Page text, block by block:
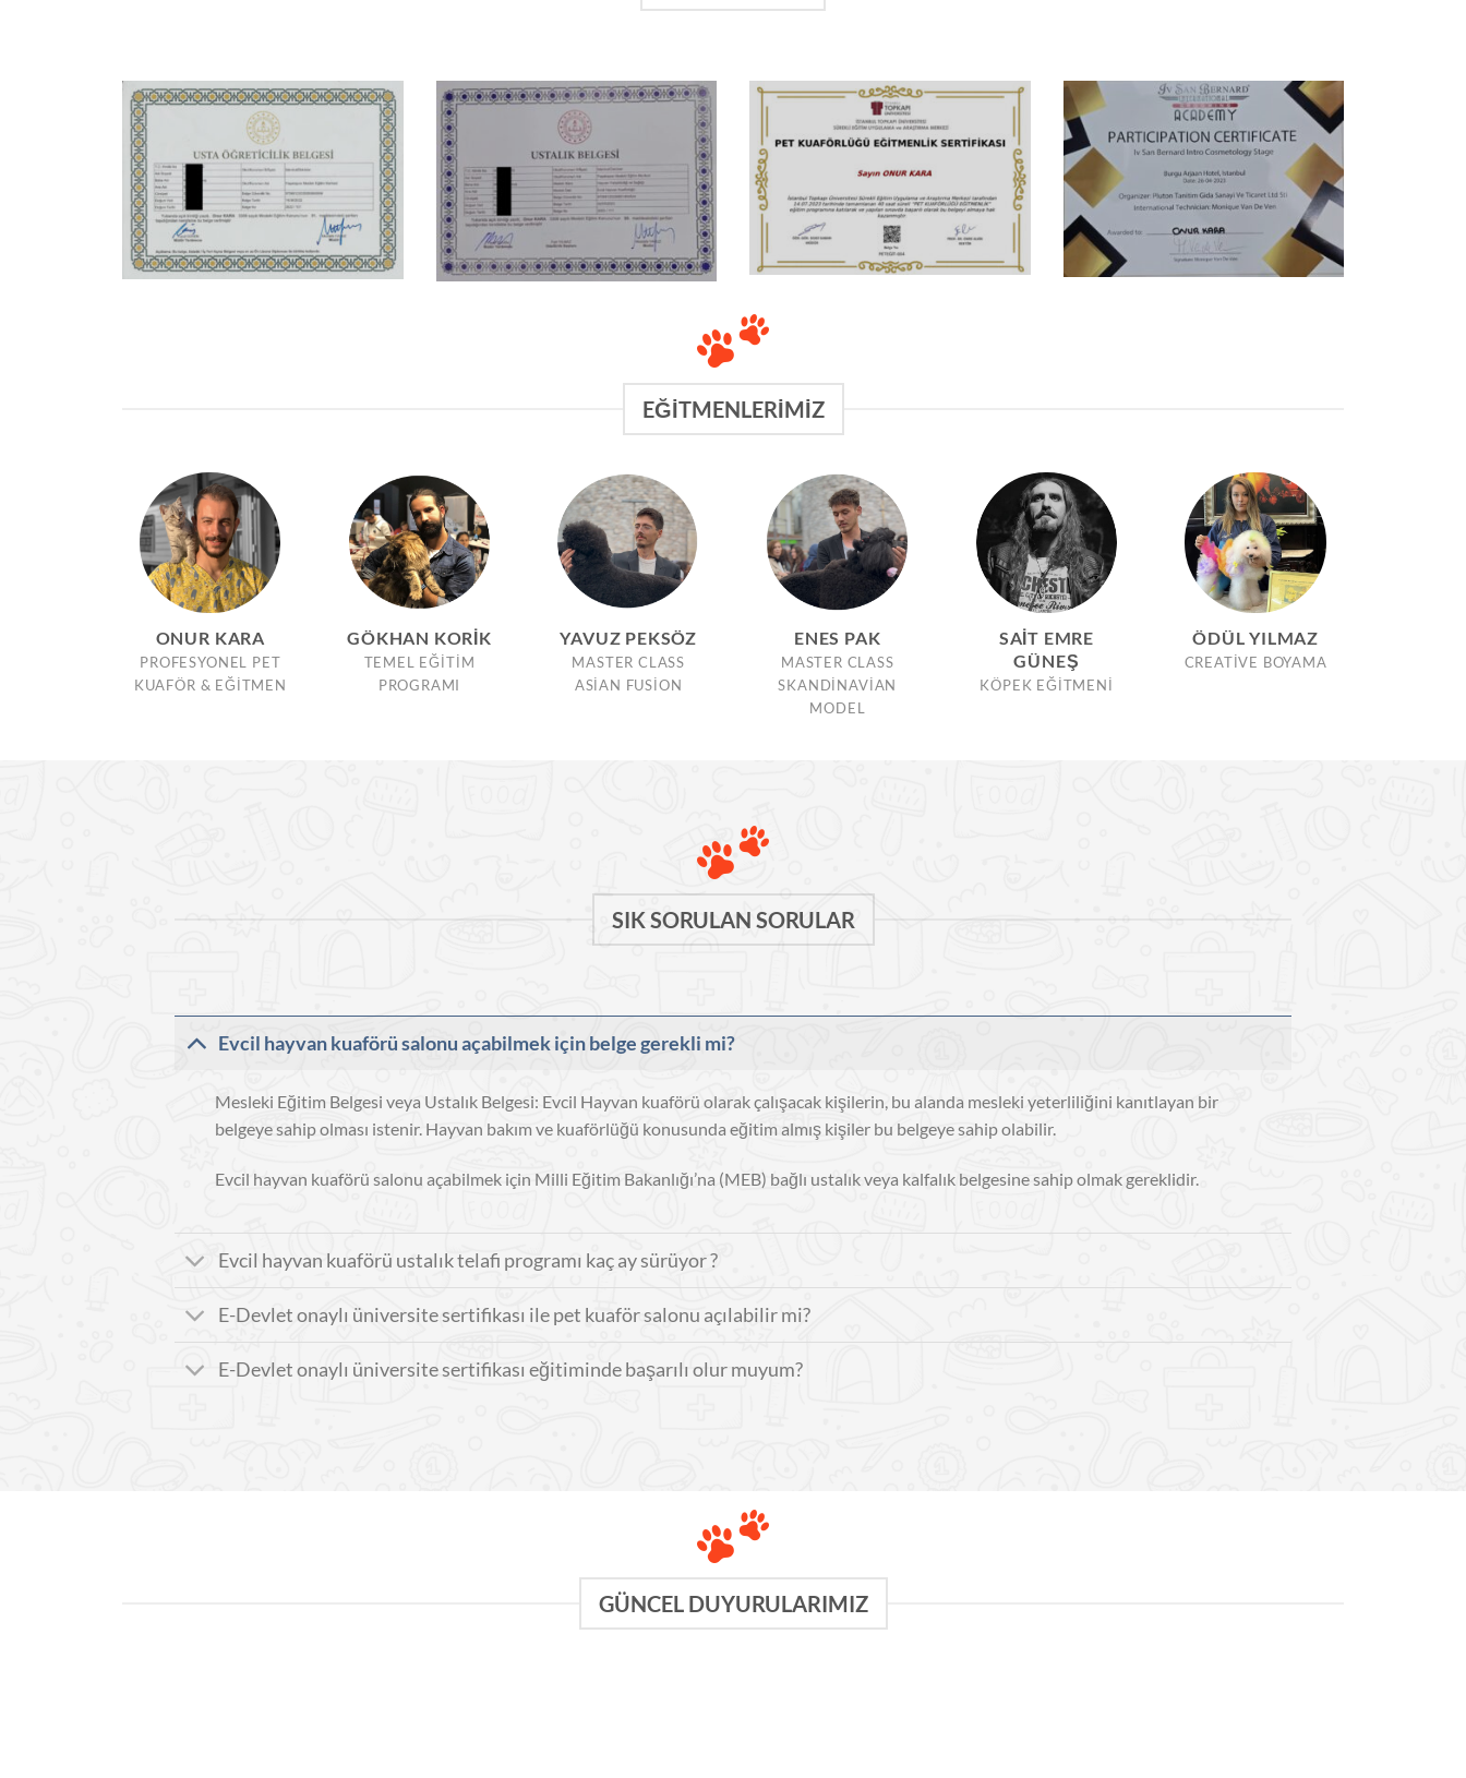
EĞITMENLERIMIZ
ONUR KARA
PROFESYONEL PET
KUAFÖR & EĞITMEN
GÖKHAN KORIK
TEMEL EĞITIM
PROGRAMI
YAVUZ PEKSÖZ
MASTER CLASS
ASIAN FUSION
ENES PAK
MASTER CLASS
SKANDINAVIAN
MODEL
SAIT EMRE
GÜNEŞ
KÖPEK EĞITMENI
ÖDÜL YILMAZ
CREATIVE BOYAMA
SIK SORULAN SORULAR
Evcil hayvan kuaförü salonu açabilmek için belge gerekli mi?
Mesleki Eğitim Belgesi veya Ustalık Belgesi: Evcil Hayvan kuaförü olarak çalışacak kişilerin, bu alanda mesleki yeterliliğini kanıtlayan bir
belgeye sahip olması istenir. Hayvan bakım ve kuaförlüğü konusunda eğitim almış kişiler bu belgeye sahip olabilir.
Evcil hayvan kuaförü salonu açabilmek için Milli Eğitim Bakanlığı’na (MEB) bağlı ustalık veya kalfalık belgesine sahip olmak gereklidir.
Evcil hayvan kuaförü ustalık telafi programı kaç ay sürüyor ?
E-Devlet onaylı üniversite sertifikası ile pet kuaför salonu açılabilir mi?
E-Devlet onaylı üniversite sertifikası eğitiminde başarılı olur muyum?
GÜNCEL DUYURULARIMIZ